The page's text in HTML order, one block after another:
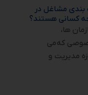
بندی مشاغل در
کسانی هستند؟
ها،
کهمی
مدیریت و